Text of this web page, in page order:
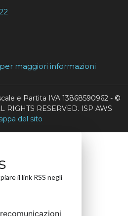
maggiori informazioni
e Partita IVA 13868590962 - ©
RIGHTS RESERVED. ISP AWS
del sito
il link RSS negli